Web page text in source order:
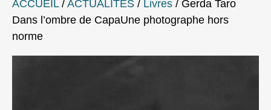
ACCUEIL/ ACTUALITES / Livres / Gerda Taro
Dans l’ombre de CapaUne photographe hors
norme